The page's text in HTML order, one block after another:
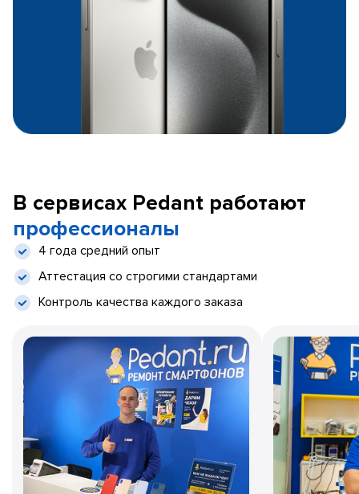
В сервисах Pedant работают
профессионалы
4 года средний опыт
Аттестация со строгими стандартами
Контроль качества каждого заказа